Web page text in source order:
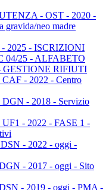
- OST - 2020 -
gravida/neo madre
2025 - ISCRIZIONI
04/25 - ALFABETO
GESTIONE RIFIUTI
- 2022 - Centro
- 2018 - Servizio
- 2022 - FASE 1 -
- 2022 - oggi -
- 2017 - oggi - Sito
- 2019 - oggi - PMA -